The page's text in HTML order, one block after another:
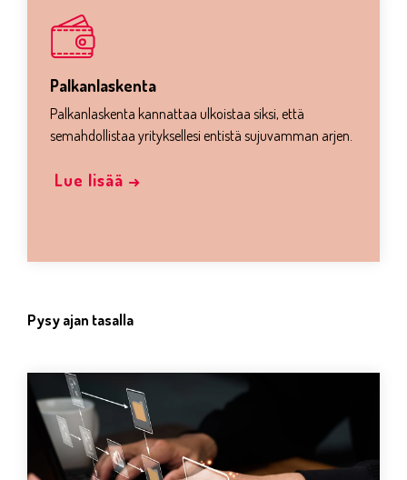
Palkanlaskenta
Palkanlaskenta kannattaa ulkoistaa siksi, että
semahdollistaa yrityksellesi entistä sujuvamman arjen.
Lue lisää →
Pysy ajan tasalla